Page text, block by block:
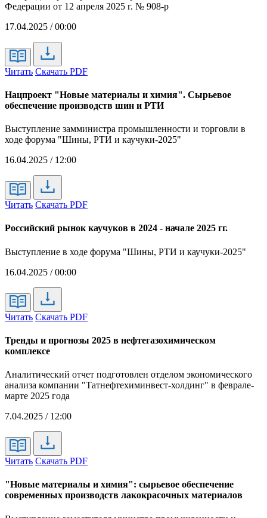
Федерации от 12 апреля 2025 г. № 908-р
17.04.2025 / 00:00
Читать Скачать PDF
Нацпроект "Новые материалы и химия". Сырьевое
обеспечение производств шин и РТИ
Выступление замминистра промышленности и торговли в
ходе форума "Шины, РТИ и каучуки-2025"
16.04.2025 / 12:00
Читать Скачать PDF
Российский рынок каучуков в 2024 - начале 2025 гг.
Выступление в ходе форума "Шины, РТИ и каучуки-2025"
16.04.2025 / 00:00
Читать Скачать PDF
Тренды и прогнозы 2025 в нефтегазохимическом
комплексе
Аналитический отчет подготовлен отделом экономического
анализа компании "Татнефтехиминвест-холдинг" в феврале-
марте 2025 года
7.04.2025 / 12:00
Читать Скачать PDF
"Новые материалы и химия": сырьевое обеспечение
современных производств лакокрасочных материалов